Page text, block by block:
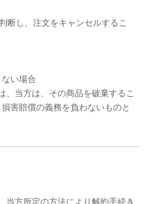
し、注文をキャンセルするこ
い場合
、当方は、その商品を破棄するこ
害賠償の義務を負わないものと
方所定の方法により解約手続き